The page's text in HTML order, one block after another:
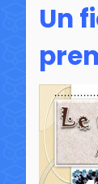
Un